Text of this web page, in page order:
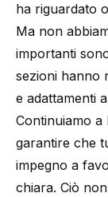
ha riguardato
Ma non
importanti
sezioni hanno
e adattamenti
Continuiamo a
garantire che
impegno a
chiara. Ciò